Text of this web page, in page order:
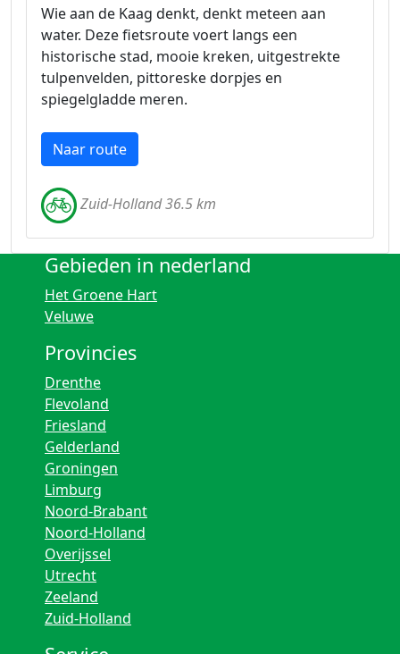
Wie aan de Kaag denkt, denkt meteen aan
water. Deze fietsroute voert langs een
historische stad, mooie kreken, uitgestrekte
tulpenvelden, pittoreske dorpjes en
spiegelgladde meren.
Naar route
Zuid-Holland 36.5 km
Gebieden in nederland
Het Groene Hart
Veluwe
Provincies
Drenthe
Flevoland
Friesland
Gelderland
Groningen
Limburg
Noord-Brabant
Noord-Holland
Overijssel
Utrecht
Zeeland
Zuid-Holland